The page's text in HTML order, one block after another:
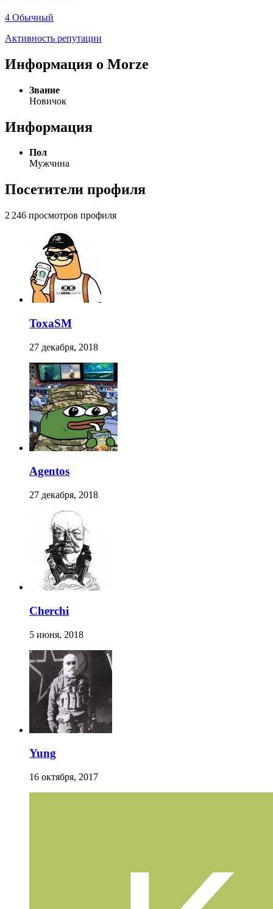
4 Обычный
Активность репутации
Информация о Morze
Звание
Новичок
Информация
Пол
Мужчина
Посетители профиля
2 246 просмотров профиля
ToxaSM
27 декабря, 2018
Agentos
27 декабря, 2018
Cherchi
5 июня, 2018
Yung
16 октября, 2017